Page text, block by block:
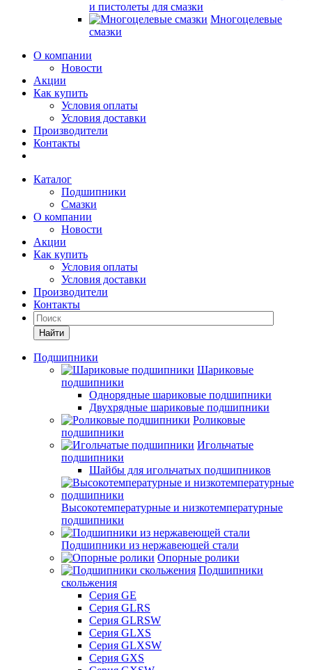
и пистолеты для смазки
Многоцелевые
смазки
О компании
Новости
Акции
Как купить
Условия оплаты
Условия доставки
Производители
Контакты
Каталог
Подшипники
Смазки
О компании
Новости
Акции
Как купить
Условия оплаты
Условия доставки
Производители
Контакты
Найти
Подшипники
Шариковые
подшипники
Однорядные шариковые подшипники
Двухрядные шариковые подшипники
Роликовые
подшипники
Игольчатые
подшипники
Шайбы для игольчатых подшипников
Высокотемпературные и низкотемпературные
подшипники
Подшипники из нержавеющей стали
Опорные ролики
Подшипники
скольжения
Серия GE
Серия GLRS
Серия GLRSW
Серия GLXS
Серия GLXSW
Серия GXS